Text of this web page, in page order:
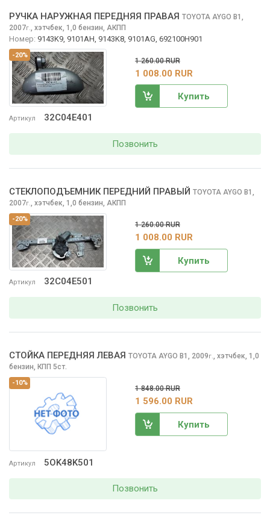
-20%
Артикул 32C04E401
РУЧКА НАРУЖНАЯ ПЕРЕДНЯЯ ПРАВАЯ TOYOTA AYGO B1,
2007г., хэтчбек, 1,0 бензин, АКПП
Номер: 9143K9, 9101AH, 9143K8, 9101AG, 692100H901
1 260.00 RUR
1 008.00 RUR
Купить
Позвонить
-20%
Артикул 32C04E501
СТЕКЛОПОДЪЕМНИК ПЕРЕДНИЙ ПРАВЫЙ TOYOTA AYGO B1,
2007г., хэтчбек, 1,0 бензин, АКПП
1 260.00 RUR
1 008.00 RUR
Купить
Позвонить
-10%
Артикул 5OK48K501
СТОЙКА ПЕРЕДНЯЯ ЛЕВАЯ TOYOTA AYGO B1, 2009г., хэтчбек, 1,0
бензин, КПП 5ст.
1 848.00 RUR
1 596.00 RUR
Купить
Позвонить